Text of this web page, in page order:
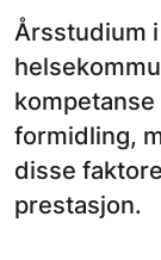
Årsstudium
formidling,
disse
prestasjon.